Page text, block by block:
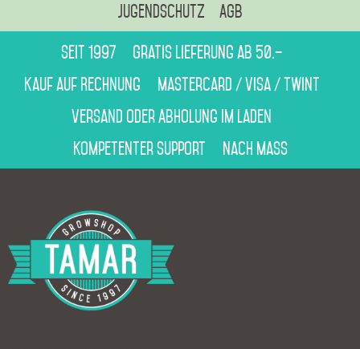
Jugendschutz AGB
Seit 1997
Gratis Lieferung ab 50.–
Kauf auf Rechnung
Mastercard / Visa / Twint
Versand oder Abholung im Laden
Kompetenter Support
Nach Mass